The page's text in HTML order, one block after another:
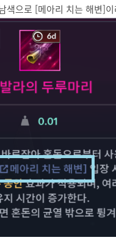
색으로 [메아리 치는 해변]